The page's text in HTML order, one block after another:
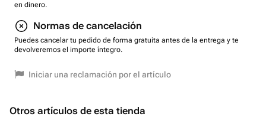
en dinero.
Normas de cancelación
Puedes cancelar tu pedido de forma gratuita antes de la entrega y te
devolveremos el importe íntegro.
Iniciar una reclamación por el artículo
Otros artículos de esta tienda